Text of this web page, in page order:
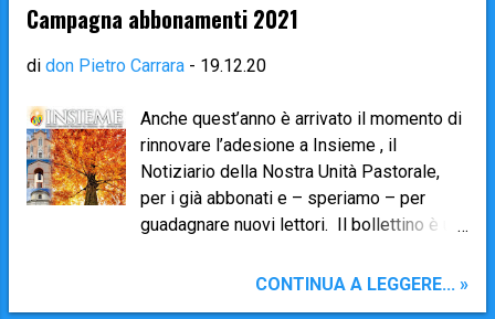
Campagna abbonamenti 2021
di don Pietro Carrara - 19.12.20
Anche quest’anno è arrivato il momento di
rinnovare l’adesione a Insieme , il
Notiziario della Nostra Unità Pastorale,
per i già abbonati e – speriamo – per
guadagnare nuovi lettori. Il bollettino è un
tutte e quattro le Parrocchie della nostra
CONTINUA A LEGGERE... »